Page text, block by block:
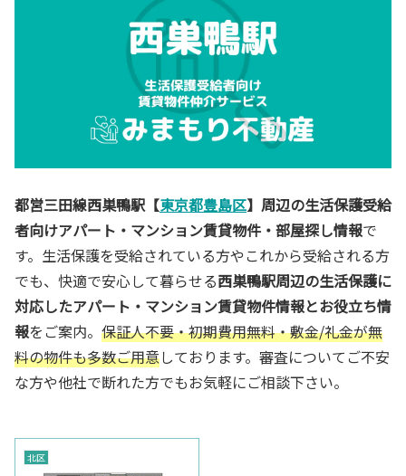
都営三田線西巣鴨駅【東京都豊島区】周辺の生活保護受給
者向けアパート・マンション賃貸物件・部屋探し情報で
す。生活保護を受給されている方やこれから受給される方
でも、快適で安心して暮らせる西巣鴨駅周辺の生活保護に
対応したアパート・マンション賃貸物件情報とお役立ち情
報をご案内。 保証人不要・初期費用無料・敷金/礼金が無
料の物件も多数ご用意しております。審査についてご不安
な方や他社で断れた方でもお気軽にご相談下さい。
北区